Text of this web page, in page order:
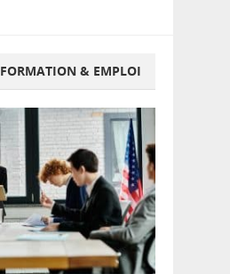
FORMATION & EMPLOI